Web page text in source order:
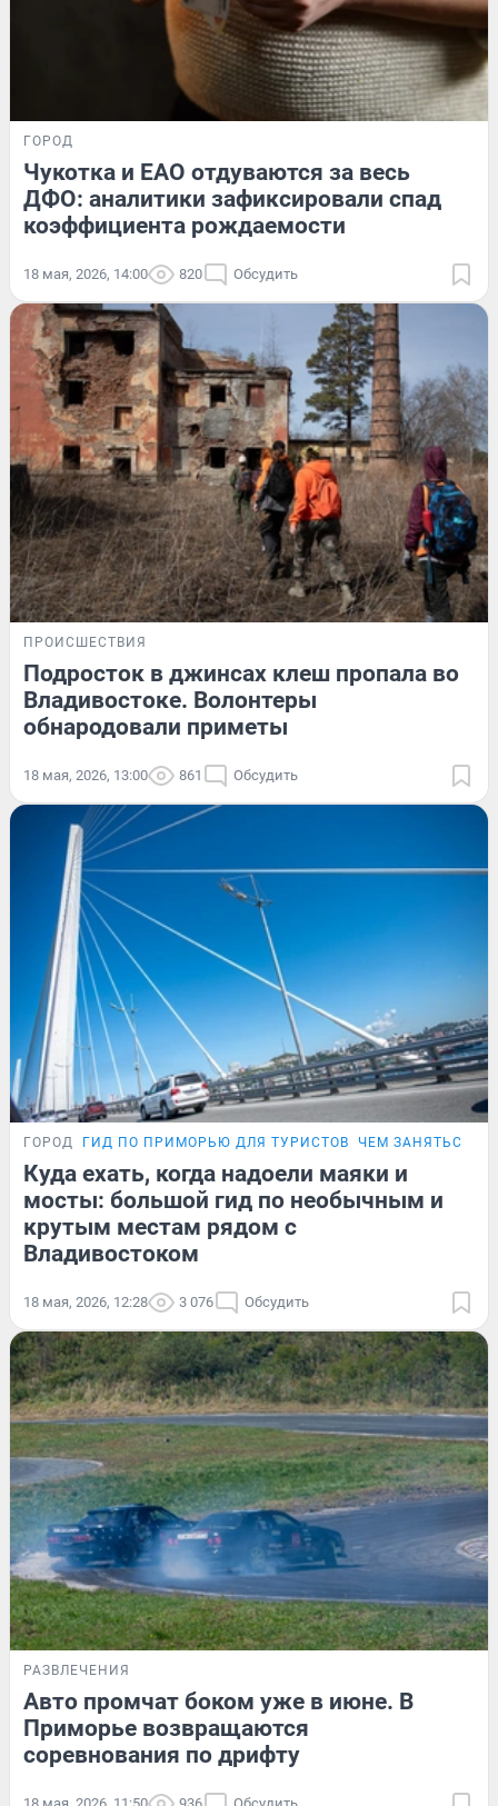
ГОРОД
Чукотка и ЕАО отдуваются за весь
ДФО: аналитики зафиксировали спад
коэффициента рождаемости
18 мая, 2026, 14:00 820 Обсудить
ПРОИСШЕСТВИЯ
Подросток в джинсах клеш пропала во
Владивостоке. Волонтеры
обнародовали приметы
18 мая, 2026, 13:00 861 Обсудить
ГОРОД ГИД ПО ПРИМОРЬЮ ДЛЯ ТУРИСТОВ ЧЕМ ЗАНЯТЬСЯ
Куда ехать, когда надоели маяки и
мосты: большой гид по необычным и
крутым местам рядом с
Владивостоком
18 мая, 2026, 12:28 3 076 Обсудить
РАЗВЛЕЧЕНИЯ
Авто промчат боком уже в июне. В
Приморье возвращаются
соревнования по дрифту